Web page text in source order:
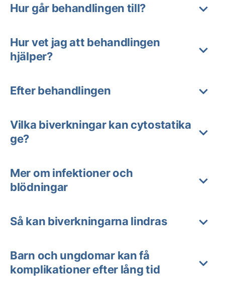
Hur går behandlingen till?
Hur vet jag att behandlingen
hjälper?
Efter behandlingen
Vilka biverkningar kan cytostatika
ge?
Mer om infektioner och
blödningar
Så kan biverkningarna lindras
Barn och ungdomar kan få
komplikationer efter lång tid